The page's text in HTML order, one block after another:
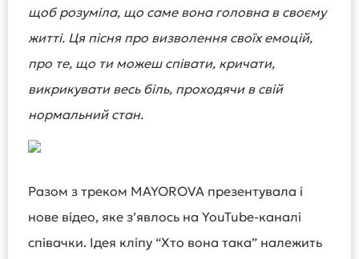
щоб розуміла, що саме вона головна в своєму
житті. Ця пісня про визволення своїх емоцій,
про те, що ти можеш співати, кричати,
викрикувати весь біль, проходячи в свій
нормальний стан.
Разом з треком MAYOROVA презентувала і
нове відео, яке зʼявлось на YouTube-каналі
співачки. Ідея кліпу “Хто вона така” належить